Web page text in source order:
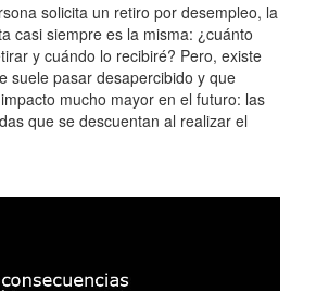
solicita un retiro por desempleo, la
casi siempre es la misma: ¿cuánto
y cuándo lo recibiré? Pero, existe
suele pasar desapercibido y que
mucho mayor en el futuro: las
que se descuentan al realizar el